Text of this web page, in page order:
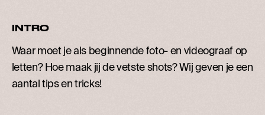
INTRO
Waar moet je als beginnende foto- en videograaf op
letten? Hoe maak jij de vetste shots? Wij geven je een
aantal tips en tricks!